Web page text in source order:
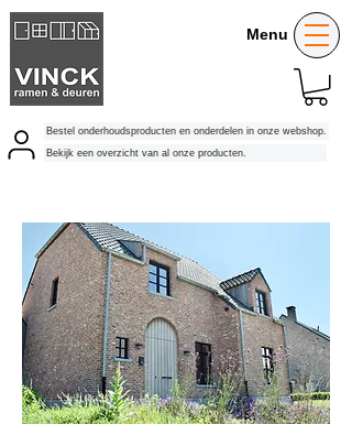
Bekijk een overzicht van al onze producten.
Bestel onderhoudsproducten en onderdelen in onze webshop.
Menu